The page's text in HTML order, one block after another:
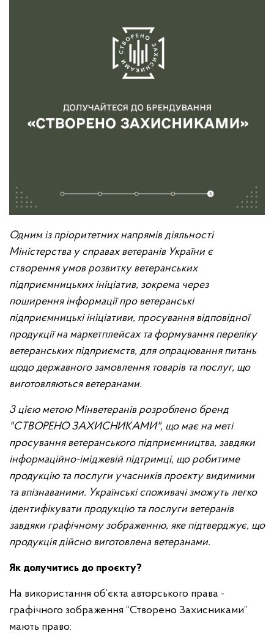
Одним із пріоритетних напрямів діяльності
Міністерства у справах ветеранів України є
створення умов розвитку ветеранських
підприємницьких ініціатив, зокрема через
поширення інформації про ветеранські
підприємницькі ініціативи, просування відповідної
продукції на маркетплейсах та формування переліку
ветеранських підприємств, для опрацювання питань
щодо державного замовлення товарів та послуг, що
виготовляються ветеранами.
3 цією метою Мінветеранів розроблено бренд
"СТВОРЕНО ЗАХИСНИКАМИ", що має на меті
просування ветеранського підприємництва, завдяки
інформаційно-іміджевій підтримці, що робитиме
продукцію та послуги учасників проєкту видимими
та впізнаваними. Українські споживачі зможуть легко
ідентифікувати продукцію та послуги ветеранів
завдяки графічному зображенню, яке підтверджує, що
продукція дійсно виготовлена ветеранами.
Як долучитись до проєкту?
На використання об’єкта авторського права -
графічного зображення “Створено Захисниками”
мають право: